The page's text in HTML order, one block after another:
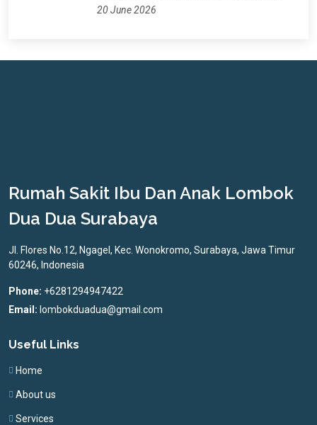
20 June 2026
Rumah Sakit Ibu Dan Anak Lombok
Dua Dua Surabaya
Jl. Flores No.12, Ngagel, Kec. Wonokromo, Surabaya, Jawa Timur
60246, Indonesia
Phone: +6281294947422
Email: lombokduadua@gmail.com
Useful Links
Home
About us
Services